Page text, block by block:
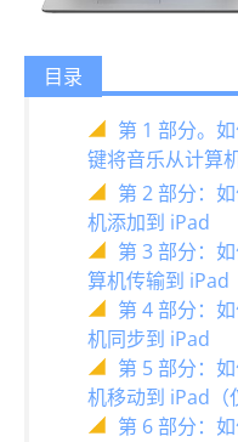
目录
第 1 部分。
键将音乐从计算
第 2 部分：
机添加到 iPad
第 3 部分：
算机传输到 iPad
第 4 部分：
机同步到 iPad
第 5 部分：
机移动到 iPad（
第 6 部分：